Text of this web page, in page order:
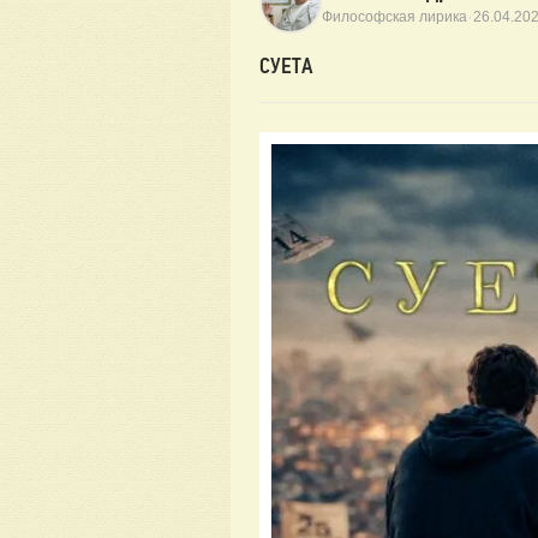
Философская лирика·
СУЕТА